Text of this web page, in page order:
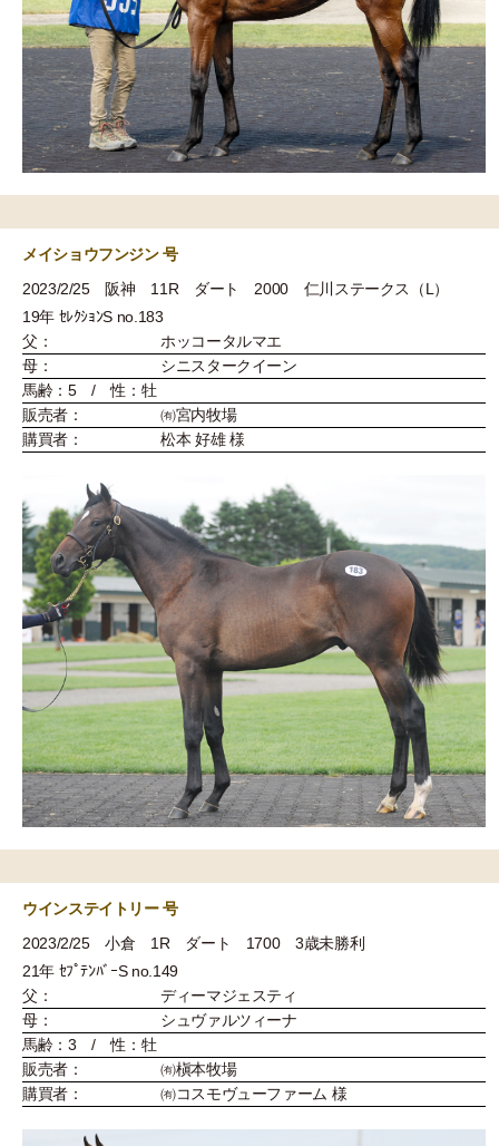
メイショウフンジン 号
2023/2/25 阪神 11R ダート 2000 仁川ステークス（L）
19年 ｾﾚｸｼｮﾝS no.183
父：
ホッコータルマエ
母：
シニスタークイーン
馬齢：5 / 性：牡
販売者：
㈲宮内牧場
購買者：
松本 好雄 様
ウインステイトリー 号
2023/2/25 小倉 1R ダート 1700 3歳未勝利
21年 ｾﾌﾟﾃﾝﾊﾞｰS no.149
父：
ディーマジェスティ
母：
シュヴァルツィーナ
馬齢：3 / 性：牡
販売者：
㈲槇本牧場
購買者：
㈲コスモヴューファーム 様